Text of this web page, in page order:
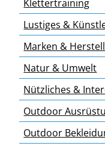
Klettertraining
Lustiges &
Marken &
Natur & Umwelt
Nützliches &
Outdoor
Outdoor